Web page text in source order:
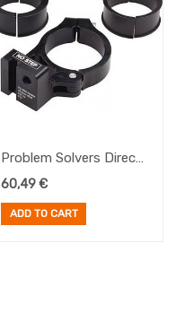
Problem Solvers Direct
Mount Adapter 100 mm
60,49€
ADD TO CART